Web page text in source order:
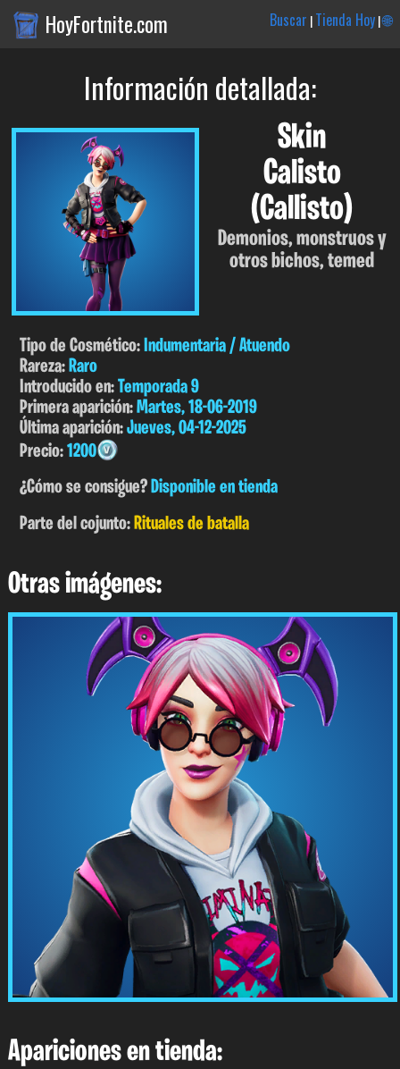
HoyFortnite.com Buscar |Tienda Hoy|🌐
Información detallada:
Skin
Calisto
(Callisto)
Demonios, monstruos y
otros bichos, temed
Tipo de Cosmético:Indumentaria / Atuendo
Rareza:Raro
Introducido en:Temporada 9
Primera aparición:Martes, 18-06-2019
Última aparición:Jueves, 04-12-2025
Precio:1200
¿Cómo se consigue?Disponible en tienda
Parte del cojunto:Rituales de batalla
Otras imágenes:
Apariciones en tienda: